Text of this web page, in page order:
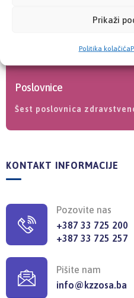
Prikaži
Politika kolačića
Poslovnice
Šest poslovnica
KONTAKT INFORMACIJE
Pozovite nas
+387 33 725 200
+387 33 725 257
Pišite nam
info@kzzosa.ba